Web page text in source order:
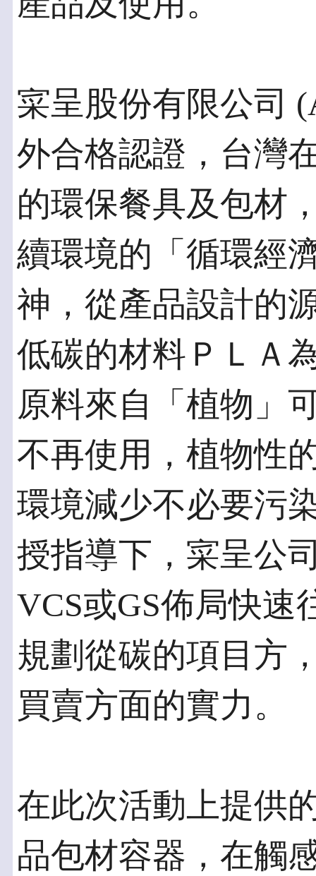
寀呈股份有限公司
外合格認證，台灣
的環保餐具及包材
續環境的「循環經
神，從產品設計的
低碳的材料ＰＬＡ
原料來自「植物」
不再使用，植物性
環境減少不必要污
授指導下，寀呈公
VCS或GS佈局快速
規劃從碳的項目方
買賣方面的實力。
在此次活動上提供
品包材容器，在觸